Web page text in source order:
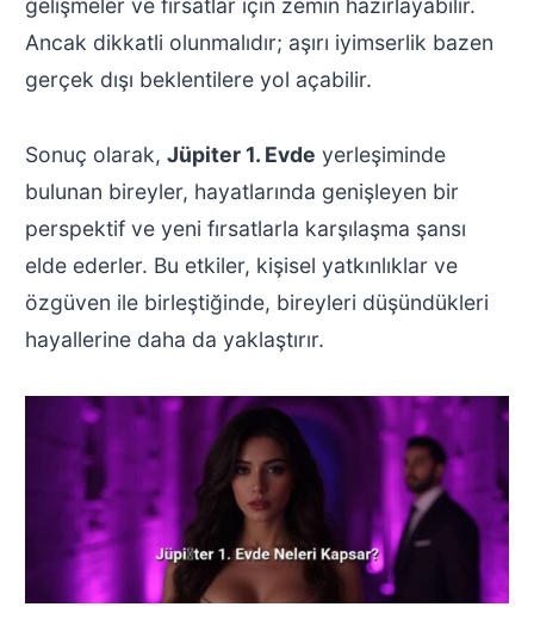
gelişmeler ve fırsatlar için zemin hazırlayabilir.
Ancak dikkatli olunmalıdır; aşırı iyimserlik bazen
gerçek dışı beklentilere yol açabilir.
Sonuç olarak, Jüpiter 1. Evde yerleşiminde
bulunan bireyler, hayatlarında genişleyen bir
perspektif ve yeni fırsatlarla karşılaşma şansı
elde ederler. Bu etkiler, kişisel yatkınlıklar ve
özgüven ile birleştiğinde, bireyleri düşündükleri
hayallerine daha da yaklaştırır.